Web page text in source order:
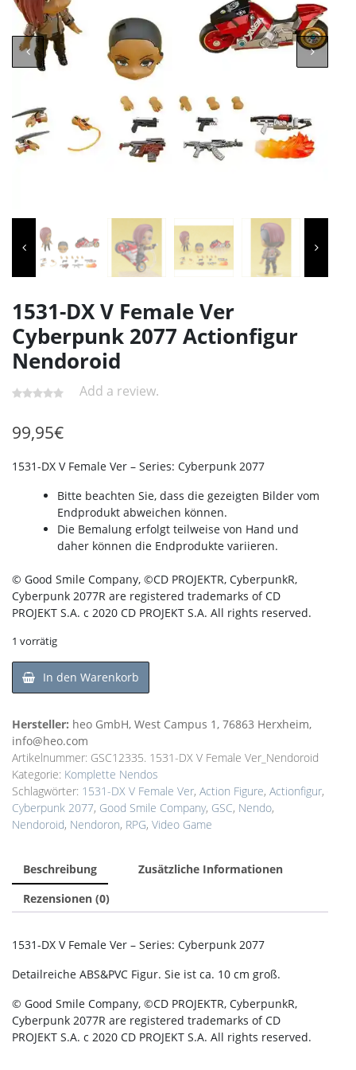
1531-DX V Female Ver
Cyberpunk 2077 Actionfigur
Nendoroid
Add a review.
99,95€
1531-DX V Female Ver – Series: Cyberpunk 2077
Bitte beachten Sie, dass die gezeigten Bilder vom
Endprodukt abweichen können.
Die Bemalung erfolgt teilweise von Hand und
daher können die Endprodukte variieren.
© Good Smile Company, ©CD PROJEKTR, CyberpunkR,
Cyberpunk 2077R are registered trademarks of CD
PROJEKT S.A. c 2020 CD PROJEKT S.A. All rights reserved.
1 vorrätig
In den Warenkorb
Hersteller: heo GmbH, West Campus 1, 76863 Herxheim,
info@heo.com
Artikelnummer: GSC12335. 1531-DX V Female Ver_Nendoroid
Kategorie: Komplette Nendos
Schlagwörter: 1531-DX V Female Ver, Action Figure, Actionfigur,
Cyberpunk 2077, Good Smile Company, GSC, Nendo,
Nendoroid, Nendoron, RPG, Video Game
Beschreibung
Zusätzliche Informationen
Rezensionen (0)
1531-DX V Female Ver – Series: Cyberpunk 2077
Detailreiche ABS&PVC Figur. Sie ist ca. 10 cm groß.
© Good Smile Company, ©CD PROJEKTR, CyberpunkR,
Cyberpunk 2077R are registered trademarks of CD
PROJEKT S.A. c 2020 CD PROJEKT S.A. All rights reserved.